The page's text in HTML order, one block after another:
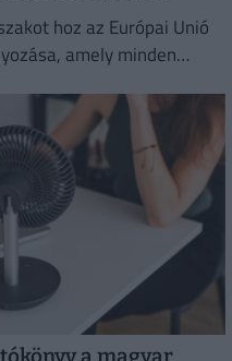
hoz az Európai Unió
amely minden